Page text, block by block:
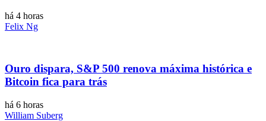
há 4 horas
Felix Ng
Ouro dispara, S&P 500 renova máxima histórica e
Bitcoin fica para trás
há 6 horas
William Suberg